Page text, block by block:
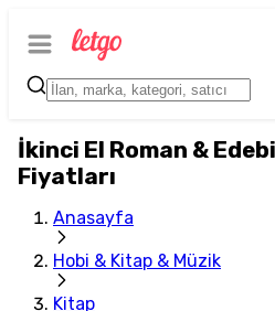
İkinci El Roman &
Fiyatları
Anasayfa
Hobi & Kitap & Müzik
Kitap